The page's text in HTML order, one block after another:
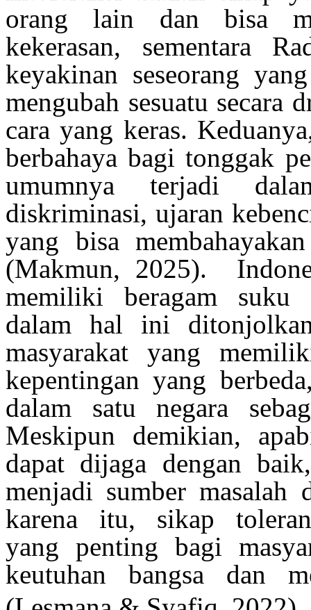
orang lain dan bisa
kekerasan, sementara
keyakinan seseorang
mengubah sesuatu secara
cara yang keras. Keduanya
berbahaya bagi tonggak
umumnya
terjadi
diskriminasi, ujaran
yang bisa membahayakan
(Makmun, 2025).
memiliki
beragam suku
dalam
hal ini
masyarakat yang
kepentingan yang berbeda
dalam
satu negara
Meskipun
demikian,
dapat dijaga dengan baik
menjadi sumber masalah
karena
itu, sikap
toleran
yang penting bagi
keutuhan
bangsa dan